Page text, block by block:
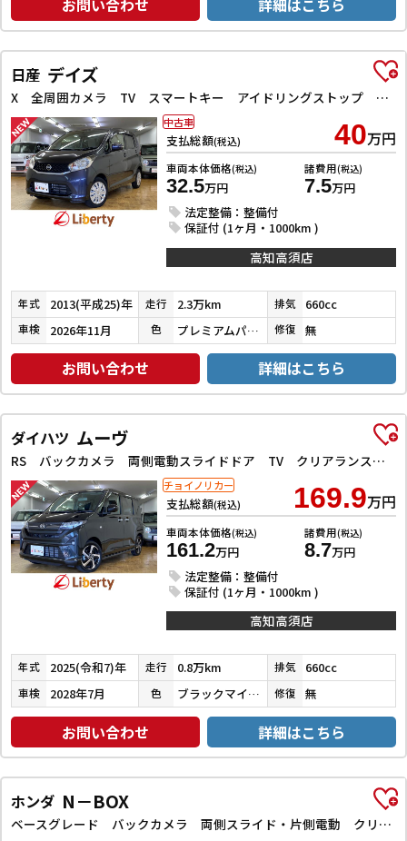
お問い合わせ 詳細はこちら
日産 デイズ
X 全周囲カメラ TV スマートキー アイドリングストップ 電動格納ミラー ベンチシート CVT 盗難防止システム ABS ミュージックプレイヤー接続可 衝突安全ボディ エアコン パワーステアリング
支払総額(税込) 40万円
車両本体価格(税込)
32.5万円
諸費用(税込)
7.5万円
法定整備：整備付
保証付 (1ヶ月・1000km )
中古車
高知高須店
年式 2013(平成25)年 走行 2.3万km 排気 660cc
車検 2026年11月 色 プレミアムパープルパール 修復 無
お問い合わせ 詳細はこちら
ダイハツ ムーヴ
RS バックカメラ 両側電動スライドドア TV クリアランスソナー オートクルーズコントロール 衝突被害軽減システム オートライト LEDヘッドランプ スマートキー アイドリングストップ 電動格納ミラー
支払総額(税込) 169.9万円
車両本体価格(税込)
161.2万円
諸費用(税込)
8.7万円
法定整備：整備付
保証付 (1ヶ月・1000km )
チョイノリカー
高知高須店
年式 2025(令和7)年 走行 0.8万km 排気 660cc
車検 2028年7月 色 ブラックマイカメタリック 修復 無
お問い合わせ 詳細はこちら
ホンダ N－BOX
ベースグレード バックカメラ 両側スライド・片側電動 クリアランスソナー オートクルーズコントロール レーンアシスト 衝突被害軽減システム オートライト LEDヘッドランプ スマートキー アイドリングストップ